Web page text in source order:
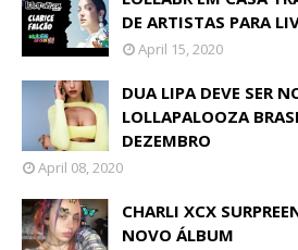
DE ARTISTAS PARA
April 15, 2020
DUA LIPA DEVE SER
LOLLAPALOOZA
DEZEMBRO
April 08, 2020
CHARLI XCX
NOVO ÁLBUM